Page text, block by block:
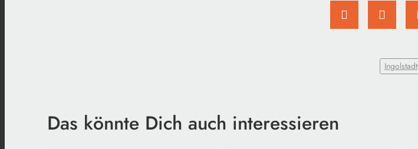
Ingolstadt
Das könnte Dich auch interessieren